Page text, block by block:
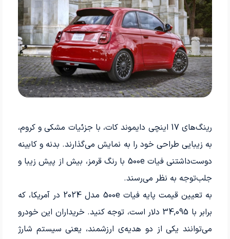
رینگ‌های 17 اینچی دایموند کات، با جزئیات مشکی و کروم،
به زیبایی طراحی خود را به نمایش می‌گذارند. بدنه و کابینه
دوست‌داشتنی فیات 500e با رنگ قرمز، بیش از پیش زیبا و
جلب‌توجه به نظر می‌رسند.
به تعیین قیمت پایه فیات 500e مدل 2024 در آمریکا، که
برابر با 34,095 دلار است، توجه کنید. خریداران این خودرو
می‌توانند یکی از دو هدیه‌ی ارزشمند، یعنی سیستم شارژ